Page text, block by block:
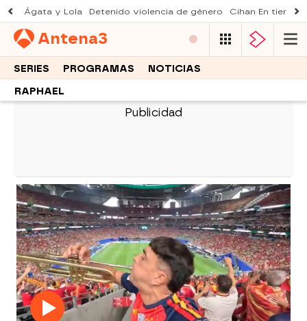
Ágata y Lola Detenido violencia de género Cihan En tierra
Antena3
SERIES PROGRAMAS NOTICIAS
RAPHAEL